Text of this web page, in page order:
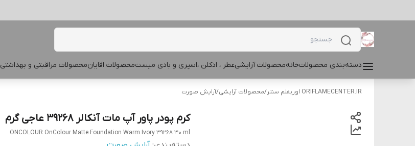
دسته‌بندی محصولاتخانهمحصولات آرایشیعطر ، ادکلن ،اسپری و بادی میستمحصولات اقایانمحصولات مراقبتی و بهداشتی
ORIFLAMECENTER.IR اوریفلم سنتر /محصولات آرایشی/آرایش صورت
کرم پودر پاور آپ مات آنکالر 39268 عاجی گرم
ONCOLOUR OnColour Matte Foundation Warm Ivory 39268 30 ml